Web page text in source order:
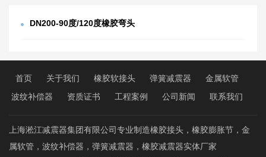
DN200-90度/120度橡胶弯头
首页 关于我们 橡胶软接头 弹簧减震器
金属软管
波纹补偿器
资质证书 工程案例 公司新闻 联系我们
上海淞江减震器集团有限公司专业制造橡胶接头，橡胶膨胀节，金
属软管，波纹补偿器，弹簧减震器，橡胶减震器实体厂家